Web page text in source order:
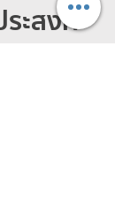
ะสงค์